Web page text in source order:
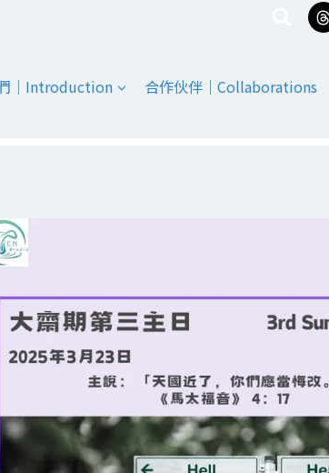
｜Introduction 合作伙伴｜Collaborations